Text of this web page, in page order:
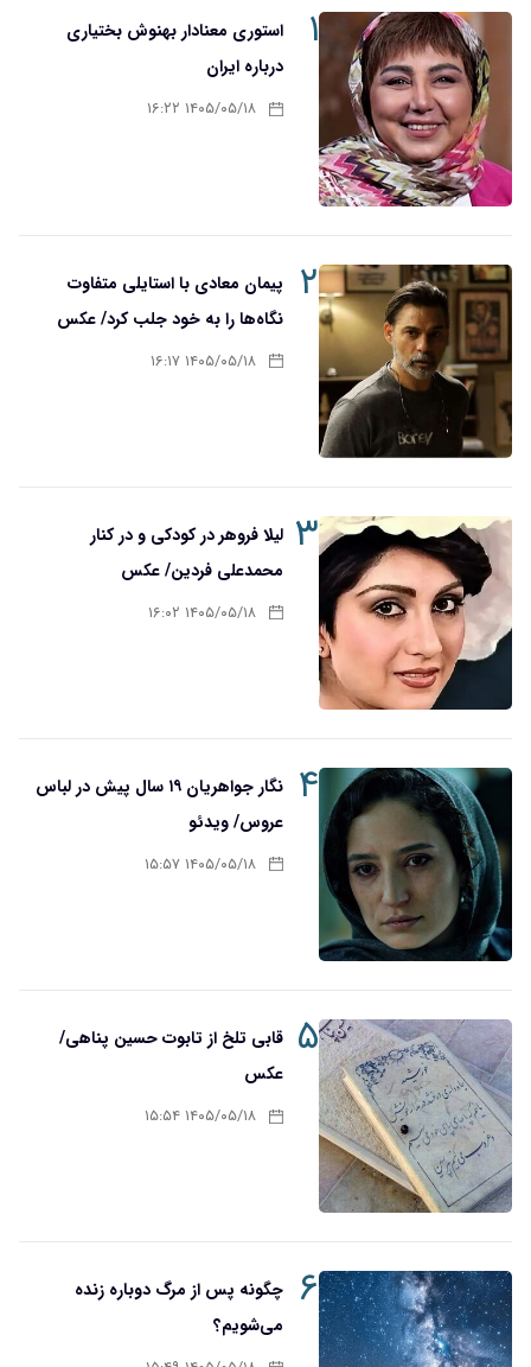
۱
استوری معنادار بهنوش بختیاری
درباره ایران
۱۴۰۵/۰۵/۱۸ ۱۶:۲۲
۲
پیمان معادی با استایلی متفاوت
نگاه‌ها را به خود جلب کرد/ عکس
۱۴۰۵/۰۵/۱۸ ۱۶:۱۷
۳ لیلا فروهر در کودکی و در کنار
محمدعلی فردین/ عکس
۱۴۰۵/۰۵/۱۸ ۱۶:۰۲
۴
نگار جواهریان ۱۹ سال پیش در لباس
عروس/ ویدئو
۱۴۰۵/۰۵/۱۸ ۱۵:۵۷
۵ قابی تلخ از تابوت حسین پناهی/
عکس
۱۴۰۵/۰۵/۱۸ ۱۵:۵۴
۶
چگونه پس از مرگ دوباره زنده
می‌شویم؟